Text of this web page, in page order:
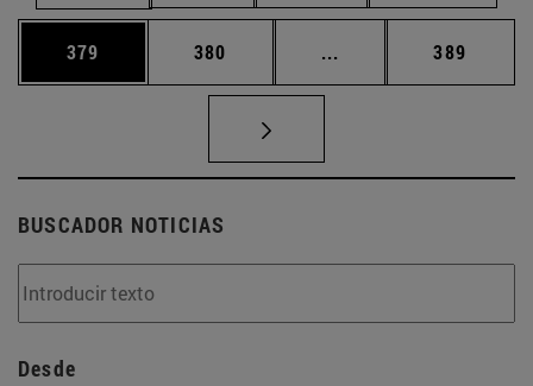
Página
379 Página
380 ... Páginas intermedias
Página
389
BUSCADOR NOTICIAS
Desde